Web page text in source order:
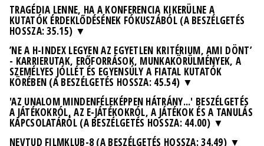
TRAGÉDIA LENNE, HA A KONFERENCIA KIKERÜLNE A
KUTATÓK ÉRDEKLŐDÉSÉNEK FÓKUSZÁBÓL (A BESZÉLGETÉS
HOSSZA: 35.15)
’NE A H-INDEX LEGYEN AZ EGYETLEN KRITÉRIUM, AMI DÖNT’
- KARRIERUTAK, ERŐFORRÁSOK, MUNKAKÖRÜLMÉNYEK, A
SZEMÉLYES JÓLLÉT ÉS EGYENSÚLY A FIATAL KUTATÓK
KÖRÉBEN (A BESZÉLGETÉS HOSSZA: 45.54)
'AZ UNALOM MINDENFÉLEKÉPPEN HÁTRÁNY...' BESZÉLGETÉS
A JÁTÉKOKRÓL, AZ E-JÁTÉKOKRÓL, A JÁTÉKOK ÉS A TANULÁS
KAPCSOLATÁRÓL (A BESZÉLGETÉS HOSSZA: 44.00)
NEVTUD FILMKLUB-8 (A BESZÉLGETÉS HOSSZA: 34.49)